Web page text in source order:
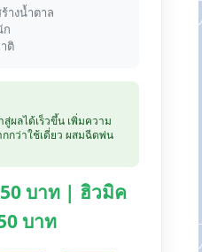
างน้ำตาล
ก
ติ
ผลได้เร็วขึ้น เพิ่มความ
กว่าใช้เดี่ยว ผสมฉีดพ่น
บาท | ฮิวมิค
บาท